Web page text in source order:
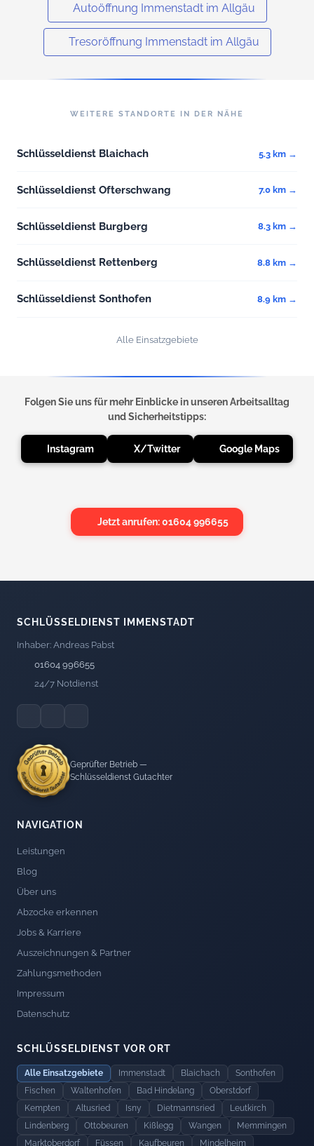
Autoöffnung Immenstadt im Allgäu
Tresoröffnung Immenstadt im Allgäu
WEITERE STANDORTE IN DER NÄHE
Schlüsseldienst Blaichach 5.3 km →
Schlüsseldienst Ofterschwang 7.0 km →
Schlüsseldienst Burgberg 8.3 km →
Schlüsseldienst Rettenberg 8.8 km →
Schlüsseldienst Sonthofen 8.9 km →
Alle Einsatzgebiete
Folgen Sie uns für mehr Einblicke in unseren Arbeitsalltag
und Sicherheitstipps:
Instagram X/Twitter Google Maps
Jetzt anrufen: 01604 996655
SCHLÜSSELDIENST IMMENSTADT
Inhaber: Andreas Pabst
01604 996655
24/7 Notdienst
Geprüfter Betrieb —
Schlüsseldienst Gutachter
NAVIGATION
Leistungen
Blog
Über uns
Abzocke erkennen
Jobs & Karriere
Auszeichnungen & Partner
Zahlungsmethoden
Impressum
Datenschutz
SCHLÜSSELDIENST VOR ORT
Alle Einsatzgebiete Immenstadt Blaichach
Sonthofen
Fischen
Waltenhofen Bad Hindelang
Oberstdorf
Kempten
Altusried Isny Dietmannsried
Leutkirch
Lindenberg
Ottobeuren Kißlegg Wangen
Memmingen
Marktoberdorf
Füssen Kaufbeuren Mindelheim